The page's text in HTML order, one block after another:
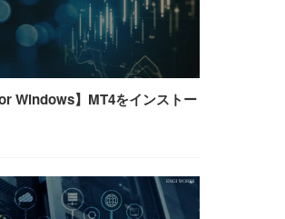
Windows】MT4をインストー